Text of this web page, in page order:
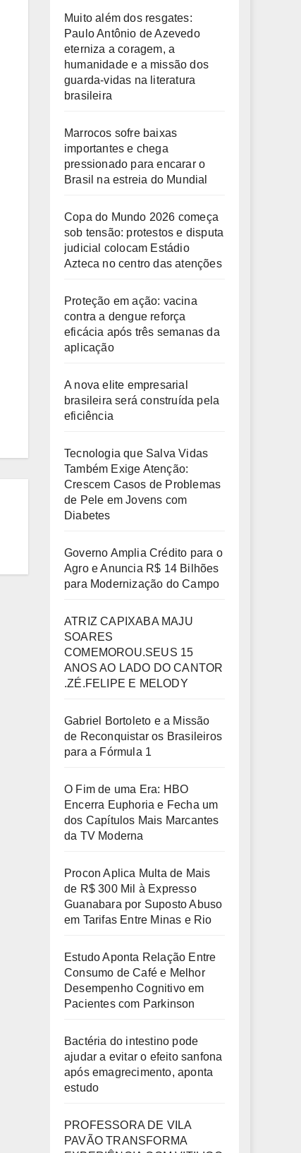
Muito além dos resgates:
Paulo Antônio de Azevedo
eterniza a coragem, a
humanidade e a missão dos
guarda-vidas na literatura
brasileira
Marrocos sofre baixas
importantes e chega
pressionado para encarar o
Brasil na estreia do Mundial
Copa do Mundo 2026 começa
sob tensão: protestos e disputa
judicial colocam Estádio
Azteca no centro das atenções
Proteção em ação: vacina
contra a dengue reforça
eficácia após três semanas da
aplicação
A nova elite empresarial
brasileira será construída pela
eficiência
Tecnologia que Salva Vidas
Também Exige Atenção:
Crescem Casos de Problemas
de Pele em Jovens com
Diabetes
Governo Amplia Crédito para o
Agro e Anuncia R$ 14 Bilhões
para Modernização do Campo
ATRIZ CAPIXABA MAJU
SOARES
COMEMOROU.SEUS 15
ANOS AO LADO DO CANTOR
.ZÉ.FELIPE E MELODY
Gabriel Bortoleto e a Missão
de Reconquistar os Brasileiros
para a Fórmula 1
O Fim de uma Era: HBO
Encerra Euphoria e Fecha um
dos Capítulos Mais Marcantes
da TV Moderna
Procon Aplica Multa de Mais
de R$ 300 Mil à Expresso
Guanabara por Suposto Abuso
em Tarifas Entre Minas e Rio
Estudo Aponta Relação Entre
Consumo de Café e Melhor
Desempenho Cognitivo em
Pacientes com Parkinson
Bactéria do intestino pode
ajudar a evitar o efeito sanfona
após emagrecimento, aponta
estudo
PROFESSORA DE VILA
PAVÃO TRANSFORMA